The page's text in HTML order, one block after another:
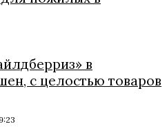
в
с целостью товаров